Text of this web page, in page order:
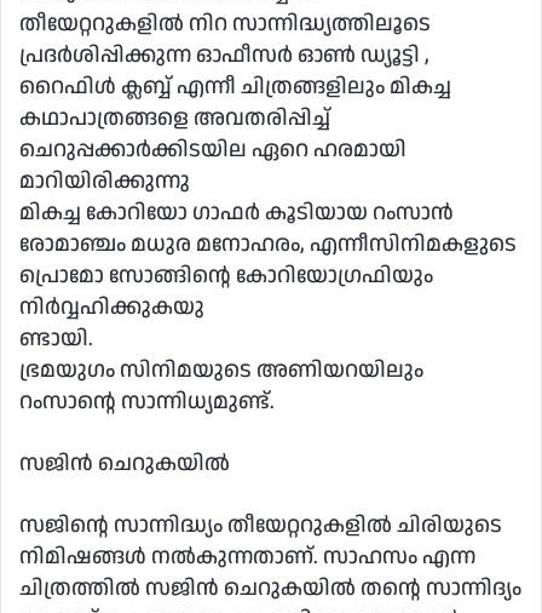
തീയേറ്ററുകളിൽ നിറ സാന്നിദ്ധ്യത്തിലൂടെ
പ്രദർശിപ്പിക്കുന്ന ഓഫീസർ ഓൺ ഡ്യൂട്ടി ,
റൈഫിൾ ക്ലബ്ബ് എന്നീ ചിത്രങ്ങളിലും മികച്ച
കഥാപാത്രങ്ങളെ അവതരിപ്പിച്ച്
ചെറുപ്പക്കാർക്കിടയില ഏറെ ഹരമായി
മാറിയിരിക്കുന്നു
മികച്ച കോറിയോ ഗാഫർ കൂടിയായ റംസാൻ
രോമാഞ്ചം മധുര മനോഹരം, എന്നീസിനിമകളുടെ
പ്രൊമോ സോങ്ങിൻ്റെ കോറിയോഗ്രഫിയും
നിർവ്വഹിക്കുകയു
ണ്ടായി.
ഭ്രമയുഗം സിനിമയുടെ അണിയറയിലും
റംസാൻ്റെ സാന്നിധ്യമുണ്ട്.
സജിൻ ചെറുകയിൽ
സജിൻ്റെ സാന്നിദ്ധ്യം തീയേറ്ററുകളിൽ ചിരിയുടെ
നിമിഷങ്ങൾ നൽകുന്നതാണ്. സാഹസം എന്ന
ചിത്രത്തിൽ സജിൻ ചെറുകയിൽ തൻ്റെ സാന്നിദ്യം